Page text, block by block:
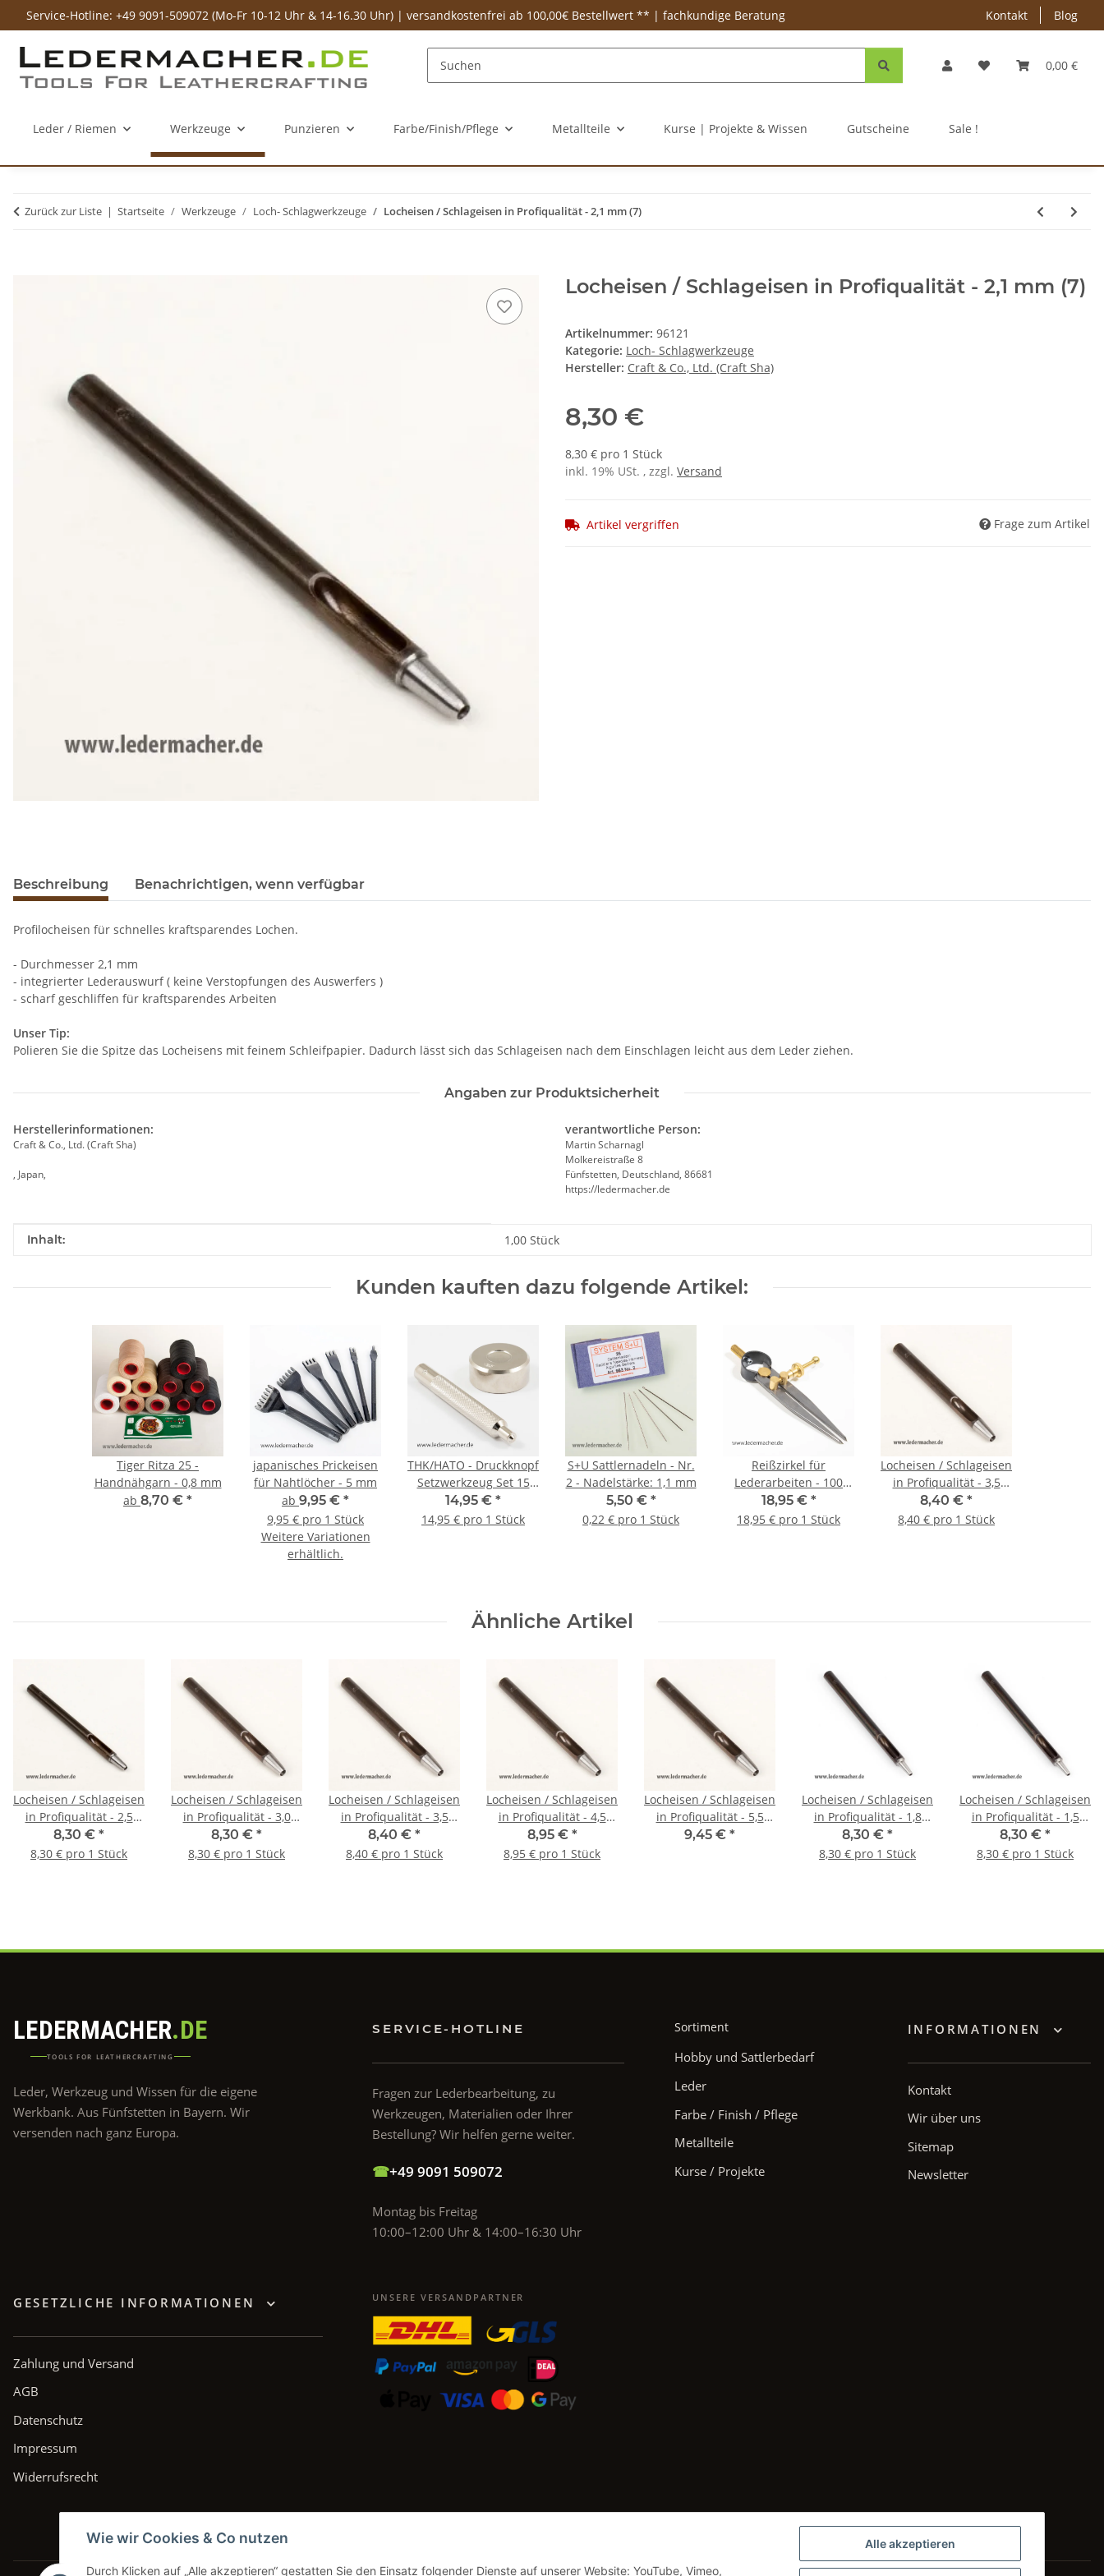
Alle akzeptieren
Wie wir Cookies & Co nutzen
Durch Klicken auf „Alle akzeptieren“ gestatten Sie den Einsatz folgender Dienste auf unserer Website: YouTube, Vimeo,
Service-Hotline: +49 9091-509072 (Mo-Fr 10-12 Uhr & 14-16.30 Uhr) | versandkostenfrei ab 100,00€ Bestellwert ** | fachkundige Beratung Kontakt Blog
0,00 €
Leder / Riemen Werkzeuge Punzieren Farbe/Finish/Pflege Metallteile Kurse | Projekte & Wissen Gutscheine Sale !
Zurück zur Liste Startseite Werkzeuge Loch- Schlagwerkzeuge Locheisen / Schlageisen in Profiqualität - 2,1 mm (7)
Locheisen / Schlageisen in Profiqualität - 2,1 mm (7)
Artikelnummer: 96121
Kategorie: Loch- Schlagwerkzeuge
Hersteller: Craft & Co., Ltd. (Craft Sha)
8,30 €
8,30 € pro 1 Stück
inkl. 19% USt. , zzgl. Versand
Artikel vergriffen Frage zum Artikel
Beschreibung Benachrichtigen, wenn verfügbar
Profilocheisen für schnelles kraftsparendes Lochen.
- Durchmesser 2,1 mm
- integrierter Lederauswurf ( keine Verstopfungen des Auswerfers )
- scharf geschliffen für kraftsparendes Arbeiten
Unser Tip:
Polieren Sie die Spitze das Locheisens mit feinem Schleifpapier. Dadurch lässt sich das Schlageisen nach dem Einschlagen leicht aus dem Leder ziehen.
Angaben zur Produktsicherheit
Herstellerinformationen:
Craft & Co., Ltd. (Craft Sha)
, Japan,
verantwortliche Person:
Martin Scharnagl
Molkereistraße 8
Fünfstetten, Deutschland, 86681
https://ledermacher.de
Produkteigenschaft
Wert
Inhalt: 1,00 Stück
Kunden kauften dazu folgende Artikel:
Tiger Ritza 25 -
Handnähgarn - 0,8 mm
ab 8,70 € *
japanisches Prickeisen
für Nahtlöcher - 5 mm
ab 9,95 € *
9,95 € pro 1 Stück
Weitere Variationen
erhältlich.
THK/HATO - Druckknopf
Setzwerkzeug Set 15
mm
14,95 € *
14,95 € pro 1 Stück
S+U Sattlernadeln - Nr.
2 - Nadelstärke: 1,1 mm
5,50 € *
0,22 € pro 1 Stück
Reißzirkel für
Lederarbeiten - 100
mm
18,95 € *
18,95 € pro 1 Stück
Locheisen / Schlageisen
in Profiqualität - 3,5
mm (12)
8,40 € *
8,40 € pro 1 Stück
Ähnliche Artikel
Locheisen / Schlageisen
in Profiqualität - 2,5
mm (8)
8,30 € *
8,30 € pro 1 Stück
Locheisen / Schlageisen
in Profiqualität - 3,0
mm (10)
8,30 € *
8,30 € pro 1 Stück
Locheisen / Schlageisen
in Profiqualität - 3,5
mm (12)
8,40 € *
8,40 € pro 1 Stück
Locheisen / Schlageisen
in Profiqualität - 4,5
mm (15)
8,95 € *
8,95 € pro 1 Stück
Locheisen / Schlageisen
in Profiqualität - 5,5
mm (18)
9,45 € *
Locheisen / Schlageisen
in Profiqualität - 1,8
mm (6)
8,30 € *
8,30 € pro 1 Stück
Locheisen / Schlageisen
in Profiqualität - 1,5
mm (5)
8,30 € *
8,30 € pro 1 Stück
LEDERMACHER.DE
TOOLS FOR LEATHERCRAFTING
Leder, Werkzeug und Wissen für die eigene
Werkbank. Aus Fünfstetten in Bayern. Wir
versenden nach ganz Europa.
SERVICE-HOTLINE
Fragen zur Lederbearbeitung, zu
Werkzeugen, Materialien oder Ihrer
Bestellung? Wir helfen gerne weiter.
☎+49 9091 509072
Montag bis Freitag
10:00–12:00 Uhr & 14:00–16:30 Uhr
Sortiment
Hobby und Sattlerbedarf
Leder
Farbe / Finish / Pflege
Metallteile
Kurse / Projekte
INFORMATIONEN
Kontakt
Wir über uns
Sitemap
Newsletter
GESETZLICHE INFORMATIONEN
Zahlung und Versand
AGB
Datenschutz
Impressum
Widerrufsrecht
UNSERE VERSANDPARTNER